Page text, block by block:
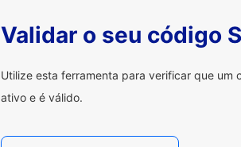
Validar o seu código
Utilize esta ferramenta para verificar que um
ativo e é válido.